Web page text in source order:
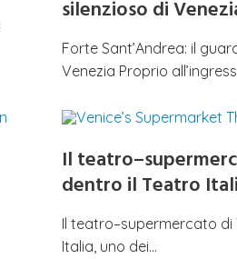
silenzioso di
Forte Sant’Andrea: il
Venezia Proprio
Il
dentro il Teatro
Il teatro–supermercato di
Italia, uno dei…